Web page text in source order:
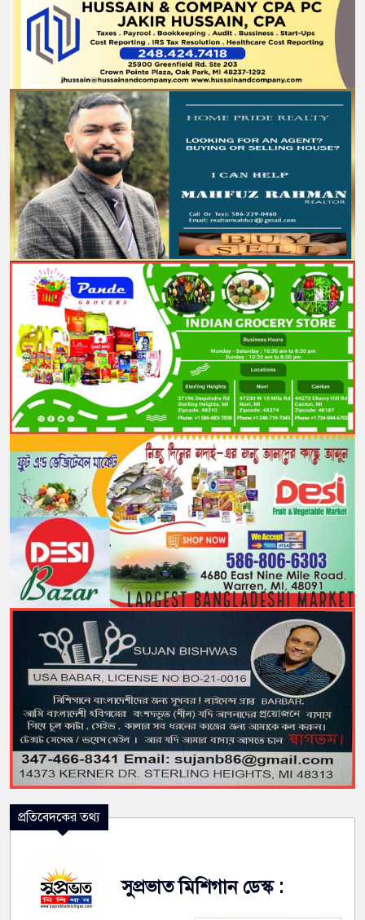
প্রতিবেদকের তথ্য
সুপ্রভাত মিশিগান ডেস্ক :